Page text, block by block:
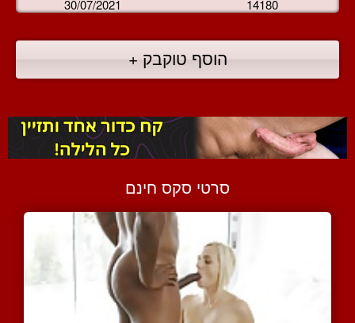
30/07/2021 14180
הוסף טוקבק +
סרטי סקס חינם